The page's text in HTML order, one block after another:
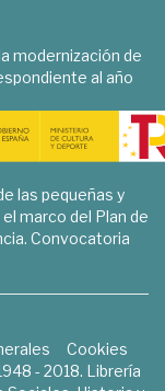
modernización de
al año
las pequeñas y
marco del Plan de
Convocatoria
Cookies
- 2018. Librería